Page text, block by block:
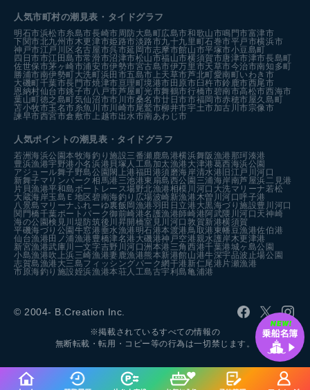
人気市町村の潮見表・タイドグラフ
明石市浜松市糸島市長崎市周防大島町広島市和歌山市鳴門市富津市
下関市北九州市木更津市姫路市淡路市九十九里町石巻市平戸市横浜市
神戸市江戸川区 名古屋市呉市延岡市志摩市館山市平塚市小豆島町
四日市市江田島市常滑市沼津市松山市福山市横須賀市唐津市津市長島町
佐世保市茅ヶ崎市浦安市伊勢市宮古島市伊万里市天草市今治市南知多町
勝浦市南伊勢町大洗町浜田市五島市 上天草市芦北町愛南町いわき市
大磯町千葉市長門市焼津市亘理町境港市 田原市 臼杵市鈴鹿市西尾市
恩納村仙台市銚子市八戸市芦屋町光市舞鶴市行橋市碧南市高松市西海市
葉山町徳之島町気仙沼市市川市桑名市廿日市市福岡市赤穂市屋久島町
苫小牧市玉名市糸魚川市川崎市尾鷲市柳井市宇土市加古川市宗像市
諫早市西宮市倉敷市 上越市出水市南あわじ市
人気ポイントの潮見表・タイドグラフ
若洲海浜公園本牧海釣り施設三番瀬 鹿島港横浜舞阪漁港 那珂湊港
豊浜漁港宇野港小名浜港 貝塚人工島 加太漁港 大津港葛西海浜公園
アジュール舞子野島公園 閖上港福田港須磨海岸清水港 旧江戸川河口
新舞子マリンパーク 相馬港 三池港東扇島西公園 三浦海岸南芦屋浜二見港
片貝漁港平和島ボートレース場野北漁港相模川河口 大洗マリーナ若松
大蔵海岸玉島Ｅ地区 碧南海釣り広場波崎新漁港木曽川河口 呼子港
八景島マリーナふれーゆ裏飯岡漁港羽田 日立港 大黒海づり施設豊川河口
関門橋千葉ポートパーク御前崎港名護漁港師崎港 阿武隈川河口 天神崎
海の公園検見川堤防筑後川昇開橋室見川河口敦賀新港横須賀
平磯海づり公園 牛窓港垂水漁港 明石港本渡港鳥取港 東幡豆漁港佐伯港
仙台漁港 田ノ浦漁港 豊橋津名港 大磯港神戸空港親水護岸木更津港
新宮漁港武庫川一文字吉野川河口洲本港 三角西港千葉港城ヶ島公園
小島漁港吹上浜三崎漁港妻鹿漁港熊本新港館山港牛深宇品波止場公園
志賀島漁港 大三島フィッシングパーク網干港 新仁尾港 片瀬漁港
市原海釣り施設姪浜漁港本荘人工島古宇利島亀浦港
© 2004- B.Creation Inc.
※掲載されているすべての情報の
無断転載・転用・コピー等の行為は一切禁じます。